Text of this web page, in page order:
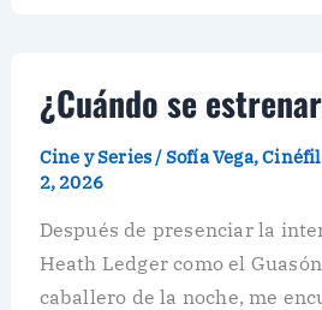
¿Cuándo se
Cine y Series/Sofía Vega,
2, 2026
Después de presenciar la
Heath Ledger como el
caballero de la noche, me